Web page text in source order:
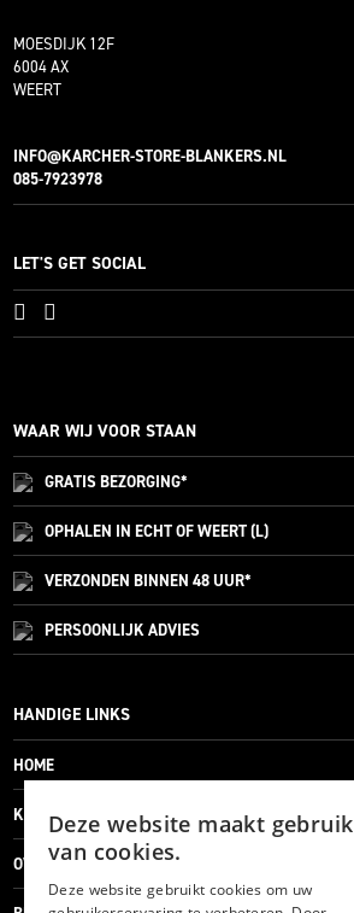
MOESDIJK 12F
6004 AX
WEERT
INFO@KARCHER-STORE-BLANKERS.NL
085-7923978
LET'S GET SOCIAL
WAAR WIJ VOOR STAAN
GRATISBEZORGING*
OPHALEN IN ECHT OF WEERT (L)
VERZONDEN BINNEN 48 UUR*
PERSOONLIJKADVIES
HANDIGE LINKS
HOME
KLANTENSERVICE
OVER ONS
Deze website maakt gebruik
van cookies.
Deze website gebruikt cookies om uw